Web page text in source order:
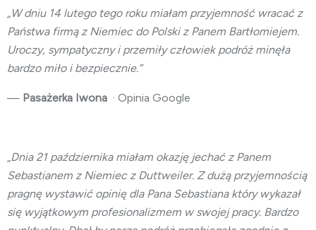
„W dniu 14 lutego tego roku miałam przyjemność wracać z
Państwa firmą z Niemiec do Polski z Panem Bartłomiejem.
Uroczy, sympatyczny i przemiły człowiek podróż minęła
bardzo miło i bezpiecznie.”
— Pasażerka Iwona · Opinia Google
„Dnia 21 października miałam okazję jechać z Panem
Sebastianem z Niemiec z Duttweiler. Z dużą przyjemnością
pragnę wystawić opinię dla Pana Sebastiana który wykazał
się wyjątkowym profesionalizmem w swojej pracy. Bardzo